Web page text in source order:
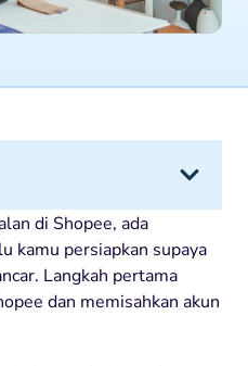
di Shopee, ada
kamu persiapkan supaya
Langkah pertama
dan memisahkan akun